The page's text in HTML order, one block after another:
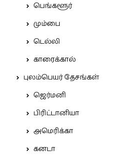
பெங்களூர்
மும்பை
டெல்லி
காரைக்கால்
புலம்பெயர் தேசங்கள்
ஜெர்மனி
பிரிட்டானியா
அமெரிக்கா
கனடா